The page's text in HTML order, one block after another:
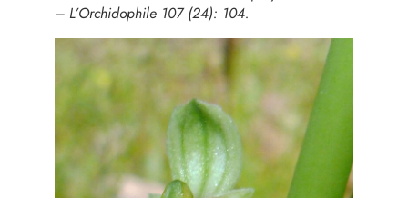
– L’Orchidophile 107 (24): 104.